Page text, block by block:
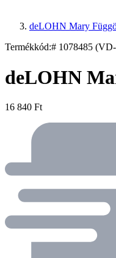
deLOHN Mary
Termékkód:# 1078485
deLOHN
16 840 Ft